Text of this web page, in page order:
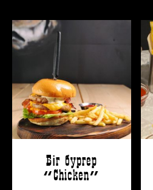
Біг бургер
“Chicken”